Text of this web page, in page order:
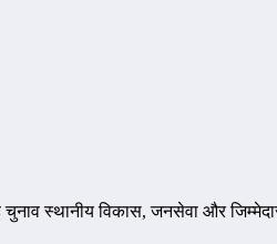
स्थानीय विकास, जनसेवा और